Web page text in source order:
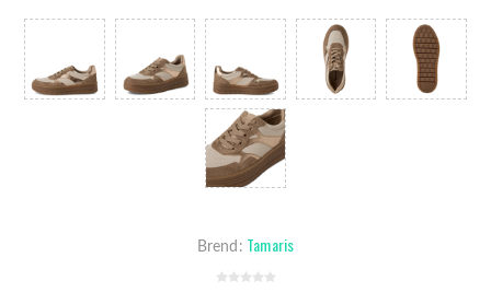
Brend: Tamaris